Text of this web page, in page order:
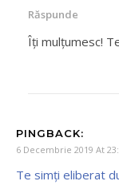
Răspunde
Îți mulțumesc!
PINGBACK:
6 Decembrie 2019 At
Te simți eliberat